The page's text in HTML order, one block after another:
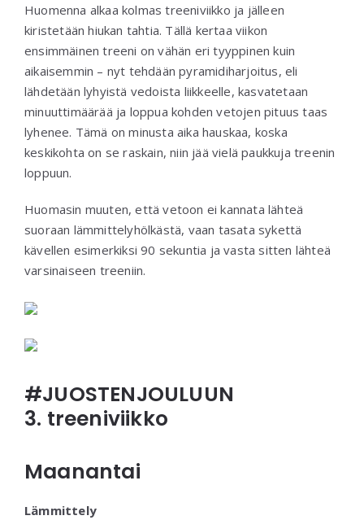
Huomenna alkaa kolmas treeniviikko ja jälleen
kiristetään hiukan tahtia. Tällä kertaa viikon
ensimmäinen treeni on vähän eri tyyppinen kuin
aikaisemmin – nyt tehdään pyramidiharjoitus, eli
lähdetään lyhyistä vedoista liikkeelle, kasvatetaan
minuuttimäärää ja loppua kohden vetojen pituus taas
lyhenee. Tämä on minusta aika hauskaa, koska
keskikohta on se raskain, niin jää vielä paukkuja treenin
loppuun.
Huomasin muuten, että vetoon ei kannata lähteä
suoraan lämmittelyhölkästä, vaan tasata sykettä
kävellen esimerkiksi 90 sekuntia ja vasta sitten lähteä
varsinaiseen treeniin.
#JUOSTENJOULUUN
3. treeniviikko
Maanantai
Lämmittely